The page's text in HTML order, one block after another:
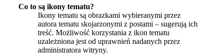
Co to są ikony tematu?
Ikony tematu są obrazkami wybieranymi przez
autora tematu skojarzonymi z postami – sugerują ich
treść. Możliwość korzystania z ikon tematu
uzależniona jest od uprawnień nadanych przez
administratora witryny.